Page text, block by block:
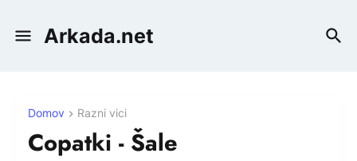
Arkada.net
Domov Razni vici
Copatki - Šale